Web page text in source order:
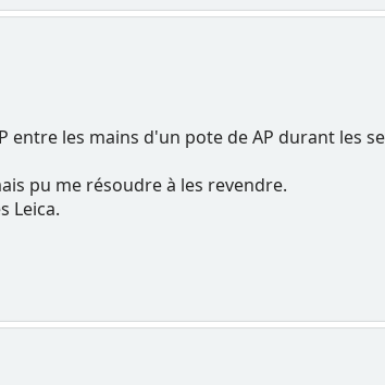
entre les mains d'un pote de AP durant les
pu me résoudre à les revendre.
Leica.